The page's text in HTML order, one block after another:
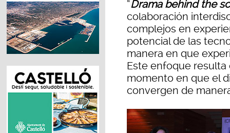
“Drama behind the
colaboración
complejos en
potencial de las
manera en que
Este enfoque
momento en que el
convergen de